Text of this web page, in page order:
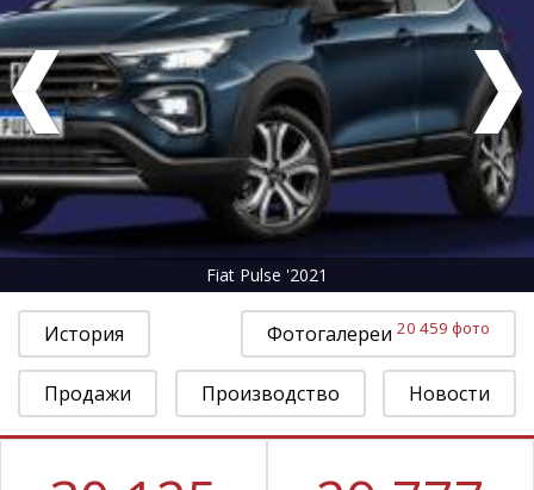
Fiat Pulse '2021
История Фотогалереи 20 459 фото
Продажи Производство Новости